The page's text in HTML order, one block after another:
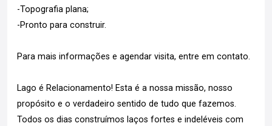
-Topografia plana;
-Pronto para construir.
Para mais informações e agendar visita, entre em contato.
Lago é Relacionamento! Esta é a nossa missão, nosso
propósito e o verdadeiro sentido de tudo que fazemos.
Todos os dias construímos laços fortes e indeléveis com